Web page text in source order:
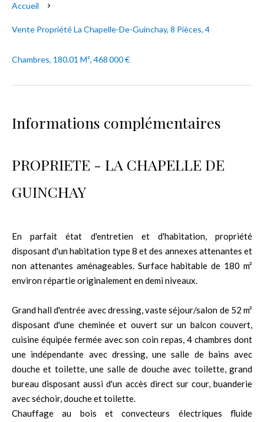
Accueil
Vente Propriété La Chapelle-De-Guinchay, 8 Pièces, 4
Chambres, 180.01 M², 468 000 €
Informations complémentaires
PROPRIETE - LA CHAPELLE DE
GUINCHAY
En parfait état d'entretien et d'habitation, propriété
disposant d'un habitation type 8 et des annexes attenantes et
non attenantes aménageables. Surface habitable de 180 m²
environ répartie originalement en demi niveaux.
Grand hall d'entrée avec dressing, vaste séjour/salon de 52 m²
disposant d'une cheminée et ouvert sur un balcon couvert,
cuisine équipée fermée avec son coin repas, 4 chambres dont
une indépendante avec dressing, une salle de bains avec
douche et toilette, une salle de douche avec toilette, grand
bureau disposant aussi d'un accès direct sur cour, buanderie
avec séchoir, douche et toilette.
Chauffage au bois et convecteurs électriques fluide